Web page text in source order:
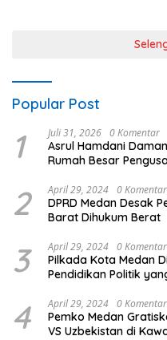
Popular Post
1 Juli 31, 2026 0 Komentar
Asrul Hamdani
Rumah Besar
2 April 29, 2024 0 Komentar
DPRD Medan Desak
Barat Dihukum Berat
3 April 29, 2024 0 Komentar
Pilkada Kota Medan
Pendidikan Politik
4 April 29, 2024 0 Komentar
Pemko Medan
VS Uzbekistan di